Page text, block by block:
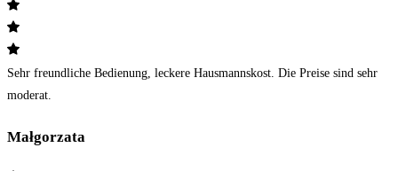
Sehr freundliche Bedienung, leckere Hausmannskost. Die Preise sind sehr
moderat.
Małgorzata